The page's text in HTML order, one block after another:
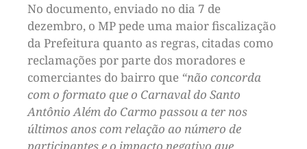
No documento, enviado no dia 7 de
dezembro, o MP pede uma maior fiscalização
da Prefeitura quanto as regras, citadas como
reclamações por parte dos moradores e
comerciantes do bairro que “não concorda
com o formato que o Carnaval do Santo
Antônio Além do Carmo passou a ter nos
últimos anos com relação ao número de